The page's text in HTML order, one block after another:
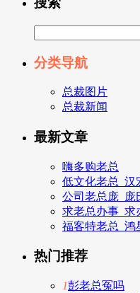
分类导航
总裁图片
总裁新闻
最新文章
嗨多购老总
低文化老总_汉
公司老总庞_庞
求老总办事_求
福客特老总_鸿
热门推荐
1彭老总冤吗